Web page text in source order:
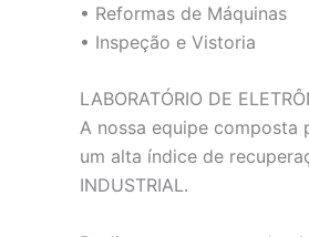
• Reformas de Máquinas
• Inspeção e Vistoria
LABORATÓRIO DE
A nossa equipe composta
um alta índice de
INDUSTRIAL.